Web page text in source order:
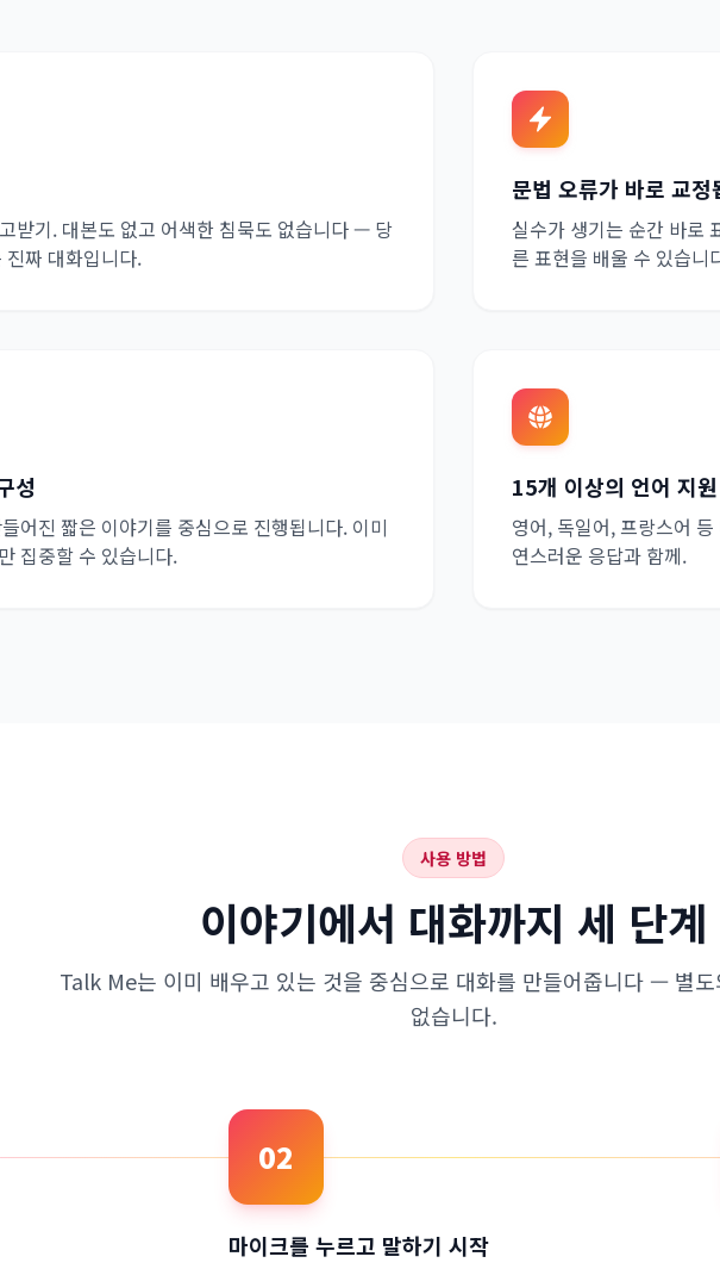
받기. 대본도 없고 어색한 침묵도 없습니다 — 당
짜 대화입니다.
문법 오류가 바로 교정
실수가 생기는 순간 바로
른 표현을 배울 수 있습
성
어진 짧은 이야기를 중심으로 진행됩니다. 이미
집중할 수 있습니다.
15개 이상의 언어 지원
영어, 독일어, 프랑스어
연스러운 응답과 함께.
사용 방법
이야기에서 대화까지 세 단계
Talk Me는 이미 배우고 있는 것을 중심으로 대화를 만들어줍니다 — 별
없습니다.
02
마이크를 누르고 말하기 시작